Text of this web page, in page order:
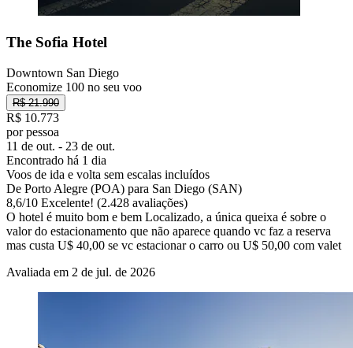
The Sofia Hotel
Downtown San Diego
Economize 100 no seu voo
R$ 21.990
R$ 10.773
por pessoa
11 de out. - 23 de out.
Encontrado há 1 dia
Voos de ida e volta sem escalas incluídos
De Porto Alegre (POA) para San Diego (SAN)
8,6/10 Excelente! (2.428 avaliações)
O hotel é muito bom e bem Localizado, a única queixa é sobre o
valor do estacionamento que não aparece quando vc faz a reserva
mas custa U$ 40,00 se vc estacionar o carro ou U$ 50,00 com valet
Avaliada em 2 de jul. de 2026